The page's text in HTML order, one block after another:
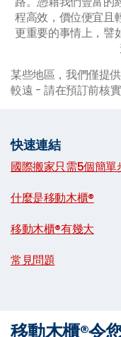
程高效，價位便宜且
更重要的事情上，譬
某些地區，我們僅提
較遠 - 請在預訂前核實
快速連結
國際搬家只需5個簡單
什麼是移動木櫃®
移動木櫃®有幾大
常見問題
移動木櫃®令